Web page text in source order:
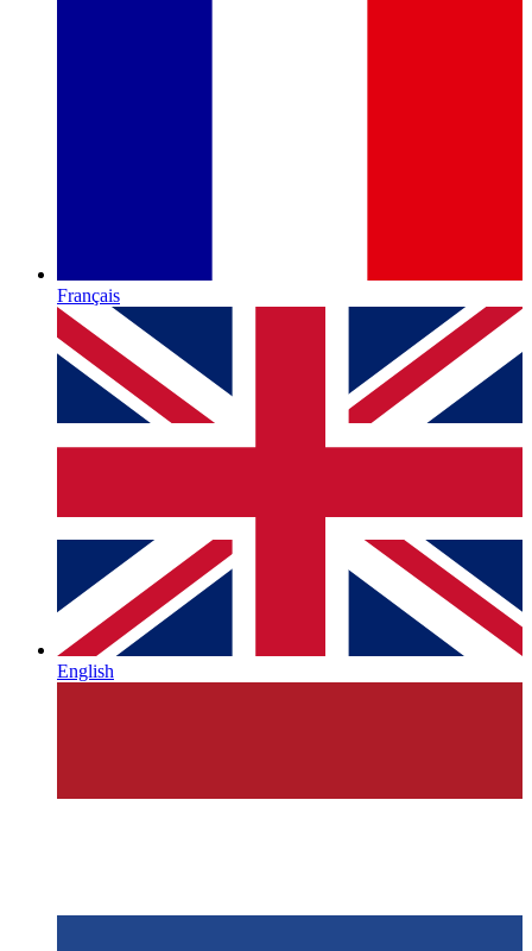
Français
English